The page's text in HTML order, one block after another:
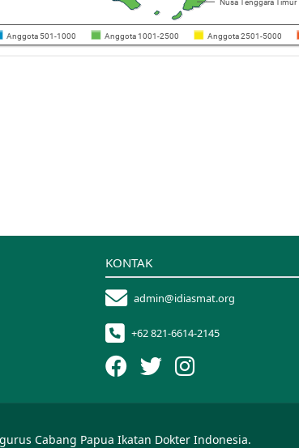
KONTAK
admin@idiasmat.org
+62 821-6614-2145
Cabang Papua Ikatan Dokter Indonesia.